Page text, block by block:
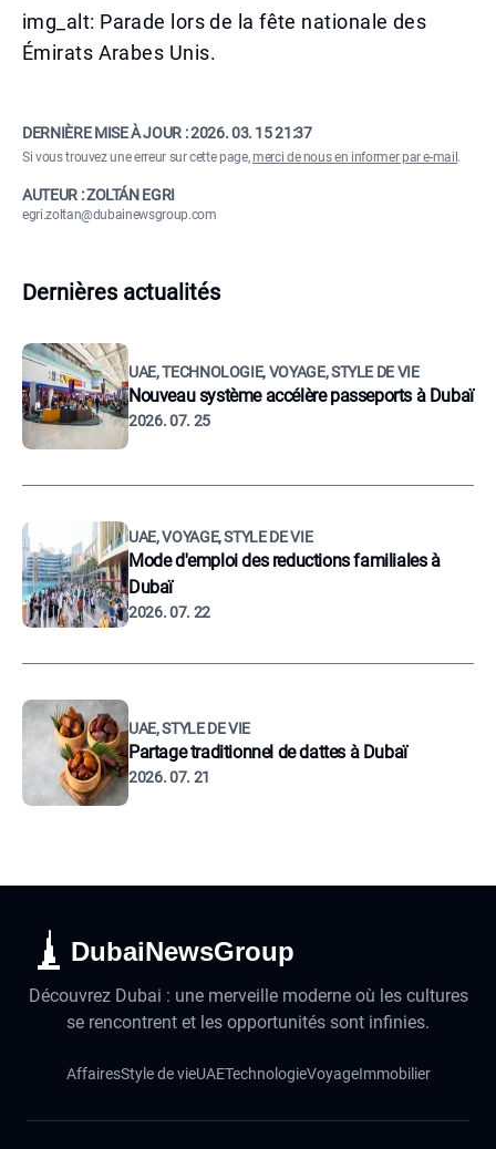
img_alt: Parade lors de la fête nationale des
Émirats Arabes Unis.
DERNIÈRE MISE À JOUR :2026. 03. 15 21:37
Si vous trouvez une erreur sur cette page,merci de nous en informer par e-mail .
AUTEUR : ZOLTÁN EGRI
egri.zoltan@dubainewsgroup.com
Dernières actualités
UAE, TECHNOLOGIE, VOYAGE, STYLE DE VIE
Nouveau système accélère passeports à Dubaï
2026. 07. 25
UAE, VOYAGE, STYLE DE VIE
Mode d'emploi des reductions familiales à
Dubaï
2026. 07. 22
UAE, STYLE DE VIE
Partage traditionnel de dattes à Dubaï
2026. 07. 21
DubaiNewsGroup
Découvrez Dubai : une merveille moderne où les cultures
se rencontrent et les opportunités sont infinies.
AffairesStyle de vieUAETechnologieVoyageImmobilier